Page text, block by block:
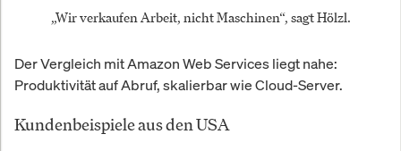
„Wir verkaufen Arbeit, nicht Maschinen“, sagt Hölzl.
Der Vergleich mit Amazon Web Services liegt nahe:
Produktivität auf Abruf, skalierbar wie Cloud-Server.
Kundenbeispiele aus den USA